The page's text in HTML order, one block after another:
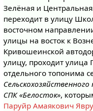
Зелёная и
переходит в улицу
восточном
улицы на восток к
Кривошеинской
улицу, проходит
отдельного топонима
СПК «Белосток»,
Паруйр Амаякович